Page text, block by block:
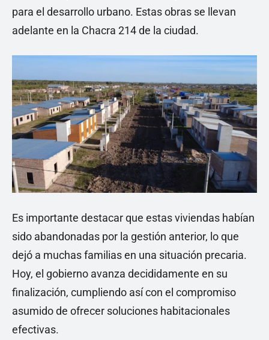
para el desarrollo urbano. Estas obras se llevan
adelante en la Chacra 214 de la ciudad.
Es importante destacar que estas viviendas habían
sido abandonadas por la gestión anterior, lo que
dejó a muchas familias en una situación precaria.
Hoy, el gobierno avanza decididamente en su
finalización, cumpliendo así con el compromiso
asumido de ofrecer soluciones habitacionales
efectivas.